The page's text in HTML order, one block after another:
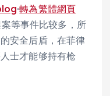
·轉為繁體網頁
等事件比较多，所
安全后盾，在菲律
士才能够持有枪